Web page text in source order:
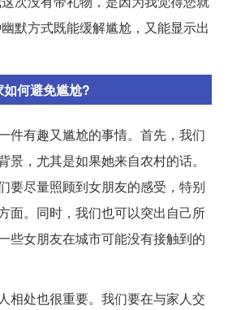
默方式既能缓解尴尬，又能显示出
何避免尴尬?
件有趣又尴尬的事情。首先，我们
景，尤其是如果她来自农村的话。
要尽量照顾到女朋友的感受，特别
面。同时，我们也可以突出自己所
些女朋友在城市可能没有接触到的
相处也很重要。我们要在与家人交